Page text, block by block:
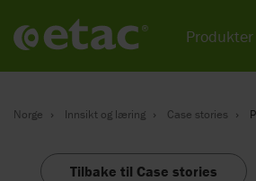
Norge Innsikt og læring Case stories
Tilbake til Case stories
Produkter